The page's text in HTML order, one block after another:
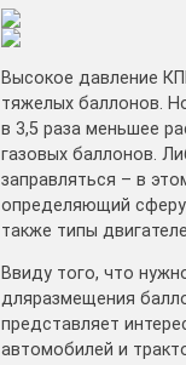
Высокое давление
тяжелых баллонов.
в 3,5 раза меньшее
газовых баллонов.
заправляться – в
определяющий сферу
также типы
Ввиду того, что
дляразмещения
представляет
автомобилей и